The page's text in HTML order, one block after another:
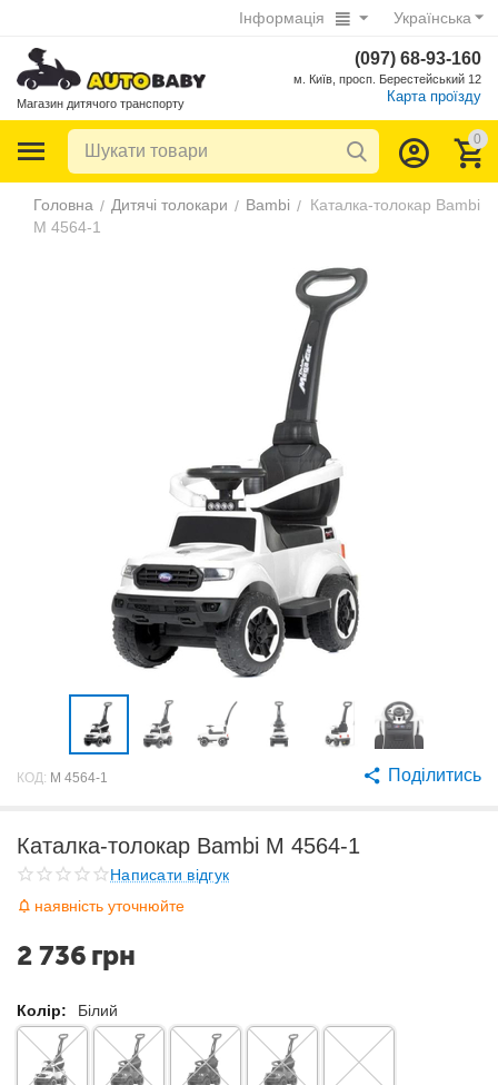
Українська
Інформація
Магазин дитячого транспорту
(097) 68-93-160
м. Київ, просп. Берестейський 12
Карта проїзду
0
Головна / Дитячі толокари / Bambi / Каталка-толокар Bambi
M 4564-1
КОД: M 4564-1 Поділитись
Каталка-толокар Bambi M 4564-1
Написати відгук
наявність уточнюйте
2 736 грн
Колір: Білий